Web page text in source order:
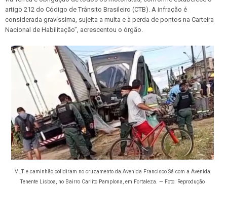
artigo 212 do Código de Trânsito Brasileiro (CTB). A infração é
considerada gravíssima, sujeita a multa e à perda de pontos na Carteira
Nacional de Habilitação”, acrescentou o órgão.
VLT e caminhão colidiram no cruzamento da Avenida Francisco Sá com a Avenida
Tenente Lisboa, no Bairro Carlito Pamplona, em Fortaleza. — Foto: Reprodução